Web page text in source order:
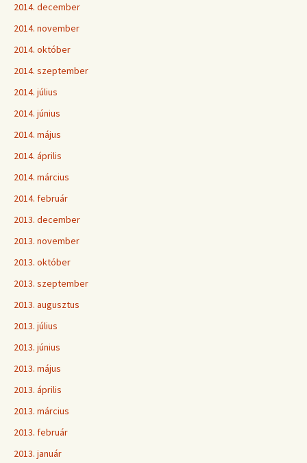
2014. december
2014. november
2014. október
2014. szeptember
2014. július
2014. június
2014. május
2014. április
2014. március
2014. február
2013. december
2013. november
2013. október
2013. szeptember
2013. augusztus
2013. július
2013. június
2013. május
2013. április
2013. március
2013. február
2013. január